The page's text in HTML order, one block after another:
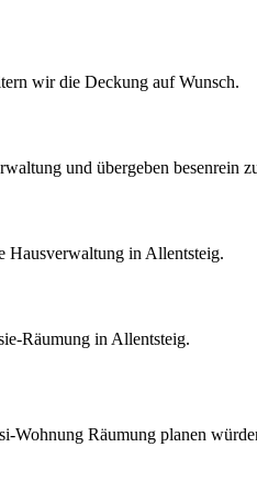
wir die Deckung auf Wunsch.
und übergeben besenrein
Hausverwaltung in Allentsteig.
Räumung in Allentsteig.
Wohnung Räumung planen